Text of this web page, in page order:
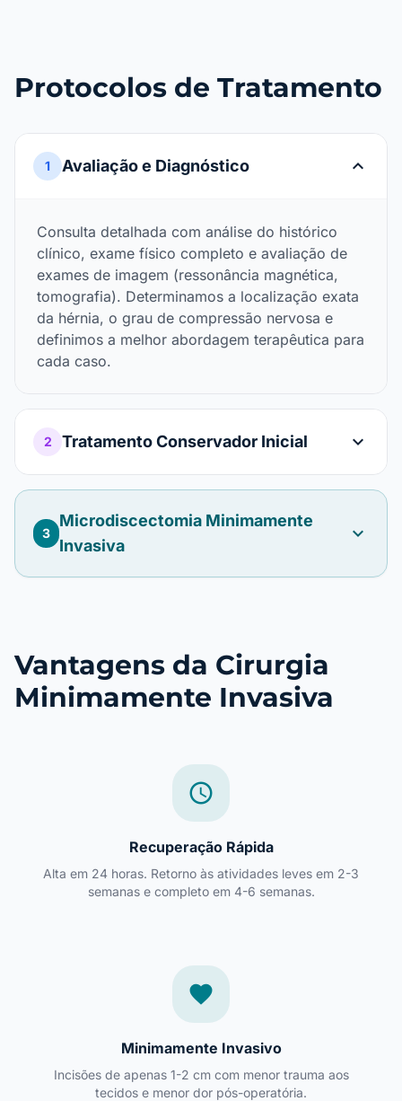
Protocolos de Tratamento
1 Avaliação e Diagnóstico expand_more
Consulta detalhada com análise do histórico
clínico, exame físico completo e avaliação de
exames de imagem (ressonância magnética,
tomografia). Determinamos a localização exata
da hérnia, o grau de compressão nervosa e
definimos a melhor abordagem terapêutica para
cada caso.
2 Tratamento Conservador Inicial expand_more
3
Microdiscectomia Minimamente
Invasiva
expand_more
Vantagens da Cirurgia
Minimamente Invasiva
schedule
Recuperação Rápida
Alta em 24 horas. Retorno às atividades leves em 2-3
semanas e completo em 4-6 semanas.
favorite
Minimamente Invasivo
Incisões de apenas 1-2 cm com menor trauma aos
tecidos e menor dor pós-operatória.